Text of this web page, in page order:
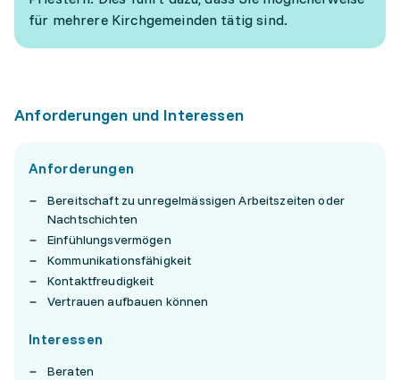
für mehrere Kirchgemeinden tätig sind.
Anforderungen und Interessen
Anforderungen
Bereitschaft zu unregelmässigen Arbeitszeiten oder
Nachtschichten
Einfühlungsvermögen
Kommunikationsfähigkeit
Kontaktfreudigkeit
Vertrauen aufbauen können
Interessen
Beraten